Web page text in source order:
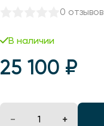
0 отзывов
В наличии
25 100 ₽